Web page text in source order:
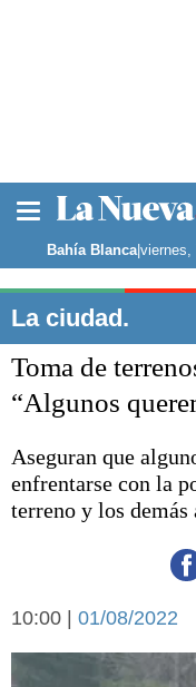
Noticias
Deportes
Arte y cultura
Bahía Blanca|viernes,
La ciudad.
Toma de
“Algunos
Aseguran que
enfrentarse con la
terreno y los demás
10:00 | 01/08/2022